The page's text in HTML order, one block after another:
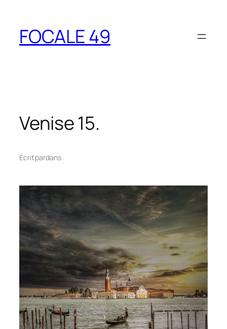
contenu
FOCALE 49
Venise 15.
Écrit pardans